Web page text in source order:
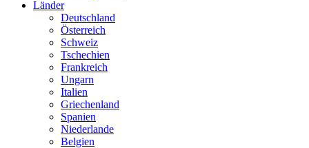
Länder
Deutschland
Österreich
Schweiz
Tschechien
Frankreich
Ungarn
Italien
Griechenland
Spanien
Niederlande
Belgien